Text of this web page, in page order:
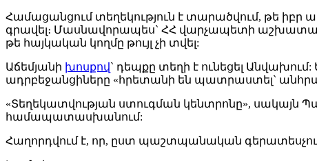
Համացանցում տեղեկություն է տարածվում, թե իբր
գրավել։ Մասնավորապես` ՀՀ վարչապետի
թե հայկական կողմը թույլ չի տվել:
Աճեմյանի խոսքով` դեպքը տեղի է ունեցել
ադրբեջանցիները «հրետանի են պատրաստել`
«Տեղեկատվության ստուգման կենտրոնը», սակայն
համապատասխանում:
Հաղորդվում է, որ, ըստ պաշտպանական